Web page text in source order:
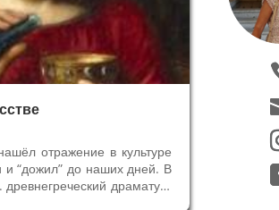
отражение в культуре
и “дожил” до наших дней. В
драматург